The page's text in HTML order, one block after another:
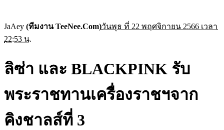
JaAey (ทีมงาน TeeNee.Com)วันพุธ ที่ 22 พฤศจิกายน 2566 เวลา
22:53 น.
ลิซ่า และ BLACKPINK รับ
พระราชทานเครื่องราชฯจาก
คิงชาลส์ที่ 3